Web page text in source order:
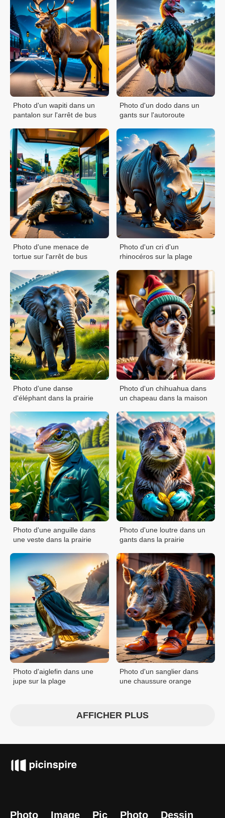
Photo d'un wapiti dans un
pantalon sur l'arrêt de bus
Photo d'un dodo dans un
gants sur l'autoroute
Photo d'une menace de
tortue sur l'arrêt de bus
Photo d'un cri d'un
rhinocéros sur la plage
Photo d'une danse
d'éléphant dans la prairie
Photo d'un chihuahua dans
un chapeau dans la maison
Photo d'une anguille dans
une veste dans la prairie
Photo d'une loutre dans un
gants dans la prairie
Photo d'aiglefin dans une
jupe sur la plage
Photo d'un sanglier dans
une chaussure orange
AFFICHER PLUS
Photo Image Pic Photo Dessin